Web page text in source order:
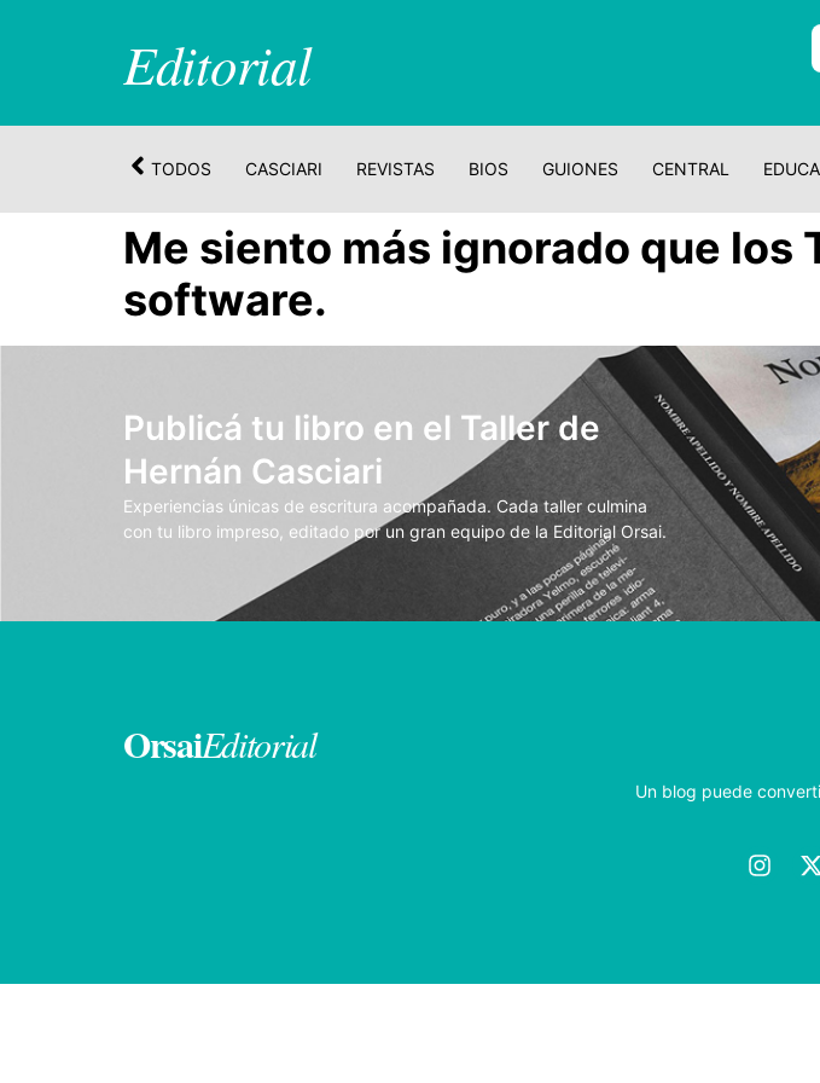
Editorial
TODOS CASCIARI REVISTAS BIOS GUIONES CENTRAL
Me siento más ignorado que los
software.
Publicá tu libro en el Taller de
Hernán Casciari
Experiencias únicas de escritura acompañada. Cada taller culmina
con tu libro impreso, editado por un gran equipo de la Editorial Orsai.
OrsaiEditorial
Un blog puede